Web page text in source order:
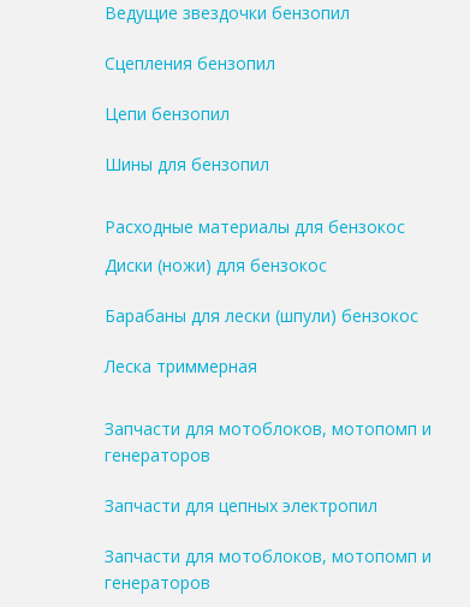
Ведущие звездочки бензопил
Сцепления бензопил
Цепи бензопил
Шины для бензопил
Расходные материалы для бензокос
Диски (ножи) для бензокос
Барабаны для лески (шпули) бензокос
Леска триммерная
Запчасти для мотоблоков, мотопомп и
генераторов
Запчасти для цепных электропил
Запчасти для мотоблоков, мотопомп и
генераторов